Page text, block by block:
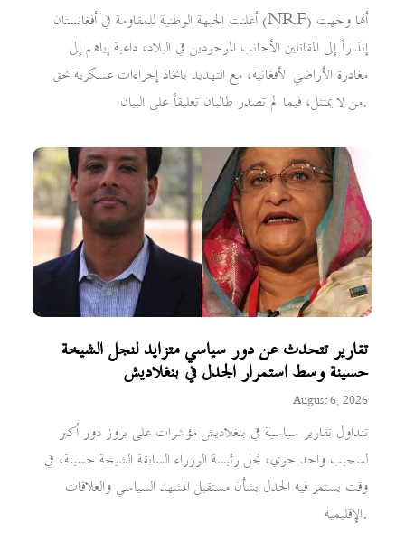
أعلنت الجبهة الوطنية للمقاومة في أفغانستان (NRF) أنها وجهت
إنذاراً إلى المقاتلين الأجانب الموجودين في البلاد، داعية إياهم إلى
مغادرة الأراضي الأفغانية، مع التهديد باتخاذ إجراءات عسكرية بحق
من لا يمتثل، فيما لم تصدر طالبان تعليقاً على البيان.
تقارير تتحدث عن دور سياسي متزايد لنجل الشيخة
حسينة وسط استمرار الجدل في بنغلاديش
August 6, 2026
تتداول تقارير سياسية في بنغلاديش مؤشرات على بروز دور أكبر
لسجيب واجد جوي، نجل رئيسة الوزراء السابقة الشيخة حسينة، في
وقت يستمر فيه الجدل بشأن مستقبل المشهد السياسي والعلاقات
الإقليمية.